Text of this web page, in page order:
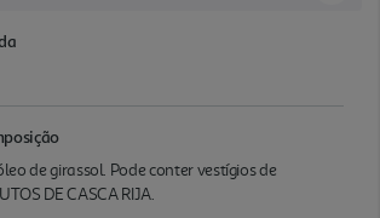
de girassol. Pode conter vestígios de
DE CASCA RIJA.